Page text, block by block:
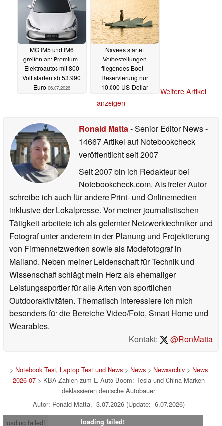
MG IM5 und IM6
greifen an: Premium-
Elektroautos mit 800
Volt starten ab 53.990
Euro 06.07.2026
Navees startet
Vorbestellungen
fliegendes Boot –
Reservierung nur
10.000 US-Dollar
Weitere Artikel
anzeigen
Ronald Matta - Senior Editor News-
14667 Artikel auf Notebookcheck
veröffentlichtseit 2007
Seit 2007 bin ich Redakteur bei
Notebookcheck.com. Als freier Autor
schreibe ich auch für andere Print- und Onlinemedien
inklusive der Lokalpresse. Vor meiner journalistischen
Tätigkeit arbeitete ich als gelernter Netzwerktechniker und
Fotograf unter anderem in der Planung und Projektierung
von Firmennetzwerken sowie als Modefotograf in
Mailand. Neben meiner Leidenschaft für Technik und
Wissenschaft schlägt mein Herz als ehemaliger
Leistungssportler für alle Arten von sportlichen
Outdooraktivitäten. Thematisch interessiere ich mich
besonders für die Bereiche Video/Foto, Smart Home und
Wearables.
Kontakt:
@RonMatta
> Notebook Test, Laptop Test und News> News> Newsarchiv> News
2026-07> KBA-Zahlen zum E-Auto-Boom: Tesla und China-Marken
deklassieren deutsche Autobauer
Autor: Ronald Matta, 3.07.2026 (Update: 6.07.2026)
loading failed!
loading failed!